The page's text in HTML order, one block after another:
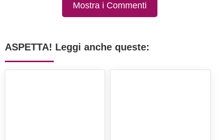
Mostra i Commenti
ASPETTA! Leggi anche queste: